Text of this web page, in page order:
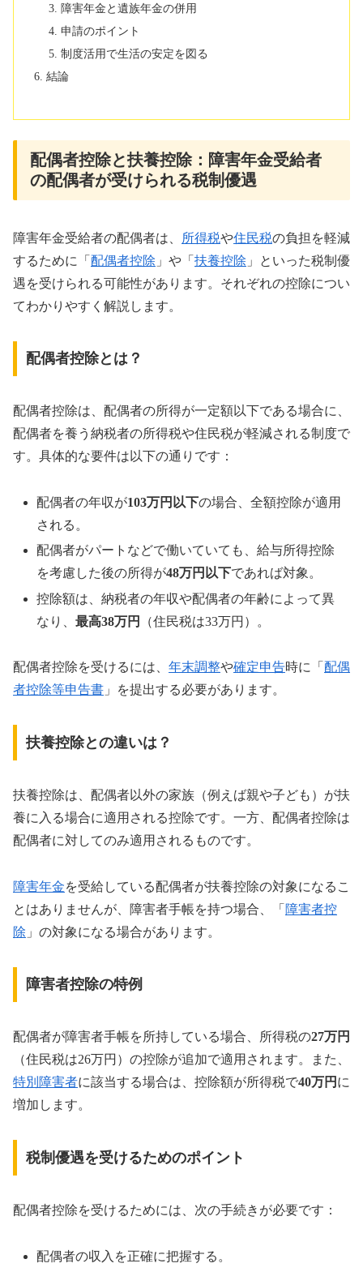
障害年金と遺族年金の併用
申請のポイント
制度活用で生活の安定を図る
結論
配偶者控除と扶養控除：障害年金受給者
の配偶者が受けられる税制優遇
障害年金受給者の配偶者は、 所得税や住民税の負担を軽減
するために「 配偶者控除 」や「 扶養控除 」といった税制優
遇を受けられる可能性があります。それぞれの控除につい
てわかりやすく解説します。
配偶者控除とは？
配偶者控除は、配偶者の所得が一定額以下である場合に、
配偶者を養う納税者の所得税や住民税が軽減される制度で
す。具体的な要件は以下の通りです：
配偶者の年収が103万円以下の場合、全額控除が適用
される。
配偶者がパートなどで働いていても、給与所得控除
を考慮した後の所得が48万円以下であれば対象。
控除額は、納税者の年収や配偶者の年齢によって異
なり、最高38万円 （住民税は33万円）。
配偶者控除を受けるには、 年末調整や確定申告時に「 配偶
者控除等申告書 」を提出する必要があります。
扶養控除との違いは？
扶養控除は、配偶者以外の家族（例えば親や子ども）が扶
養に入る場合に適用される控除です。一方、配偶者控除は
配偶者に対してのみ適用されるものです。
障害年金を受給している配偶者が扶養控除の対象になるこ
とはありませんが、障害者手帳を持つ場合、「 障害者控
除 」の対象になる場合があります。
障害者控除の特例
配偶者が障害者手帳を所持している場合、所得税の27万円
（住民税は26万円）の控除が追加で適用されます。また、
特別障害者に該当する場合は、控除額が所得税で40万円 に
増加します。
税制優遇を受けるためのポイント
配偶者控除を受けるためには、次の手続きが必要です：
配偶者の収入を正確に把握する。